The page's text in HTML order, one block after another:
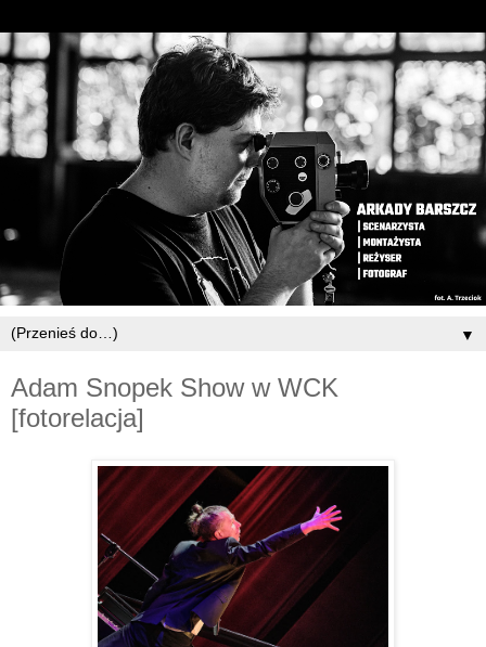
▼
Adam Snopek Show w WCK
[fotorelacja]